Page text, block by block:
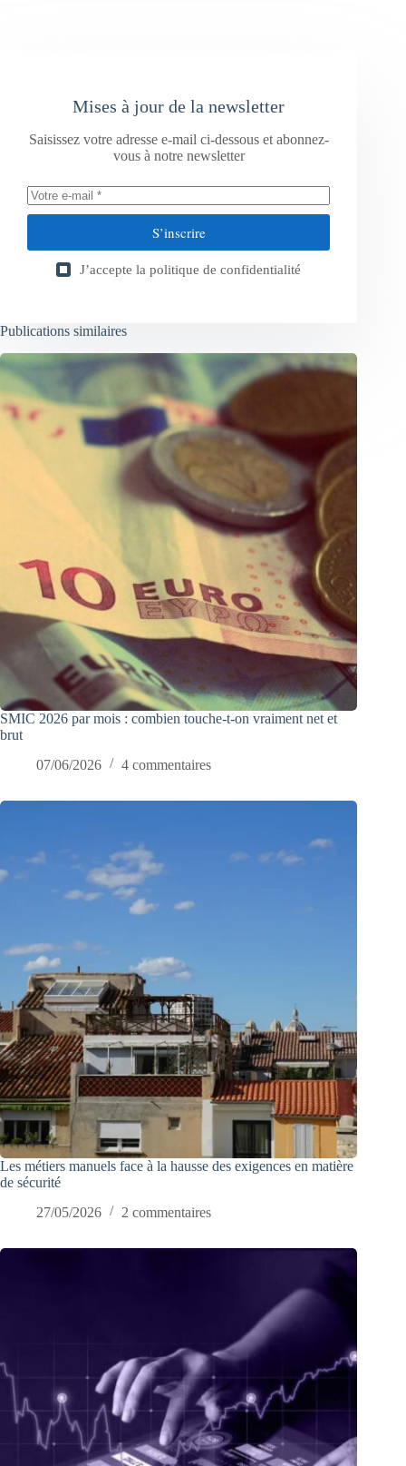
Mises à jour de la newsletter
Saisissez votre adresse e-mail ci-dessous et abonnez-
vous à notre newsletter
S’inscrire
J’accepte la politique de confidentialité
Publications similaires
SMIC 2026 par mois : combien touche-t-on vraiment net et
brut
07/06/2026
4 commentaires
Les métiers manuels face à la hausse des exigences en matière
de sécurité
27/05/2026
2 commentaires